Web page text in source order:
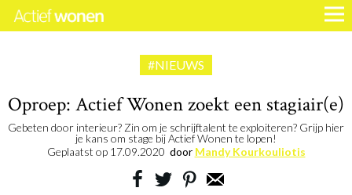
#NIEUWS
Oproep: Actief Wonen zoekt een stagiair(e)
Gebeten door interieur? Zin om je schrijftalent te exploiteren? Grijp hier
je kans om stage bij Actief Wonen te lopen!
Geplaatst op 17.09.2020 door Mandy Kourkouliotis